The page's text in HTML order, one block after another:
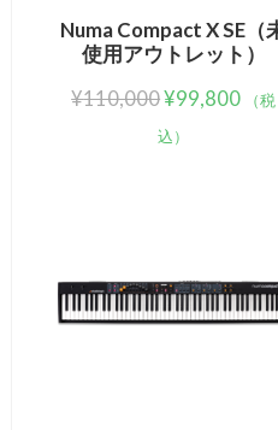
Numa Compact X SE（
使用アウトレット）
¥110,000¥99,800
（税
込）